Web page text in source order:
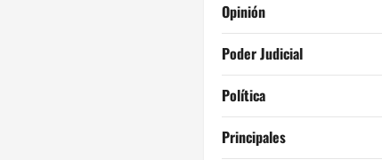
Opinión
Poder Judicial
Política
Principales